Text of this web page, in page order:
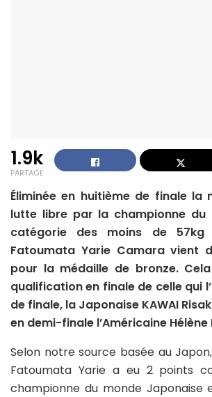
1.9k
PARTAGE
Éliminée en huitième de finale la
lutte libre par la championne du
catégorie des moins de 57kg
Fatoumata Yarie Camara vient
pour la médaille de bronze.
qualification en finale de celle qui
de finale, la Japonaise KAWAI
en demi-finale l’Américaine
Selon notre source basée au
Fatoumata Yarie a eu 2 points
championne du monde Japonaise